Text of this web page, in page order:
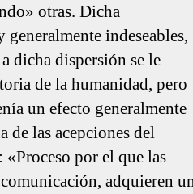
otras. Dicha
indeseables,
dicha dispersión se le
de la humanidad, pero
un efecto generalmente
de las acepciones del
por el que las
adquieren